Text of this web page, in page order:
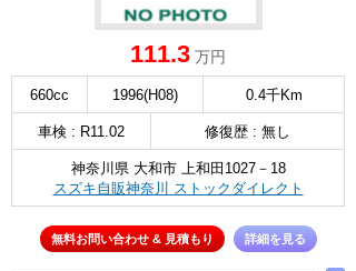
111.3 万円
660cc 1996(H08) 0.4千Km
車検 : R11.02 修復歴 : 無し
神奈川県 大和市 上和田1027－18
スズキ自販神奈川 ストックダイレクト
無料お問い合わせ & 見積もり 詳細を見る